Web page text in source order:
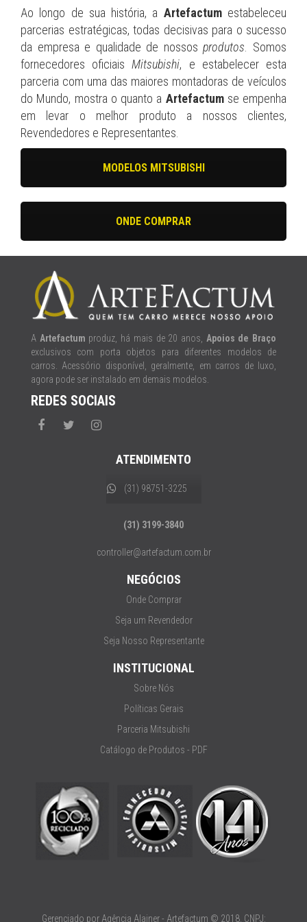
Ao longo de sua história, a Artefactumestabeleceu
parcerias estratégicas, todas decisivas para o sucesso
da empresa e qualidade de nossosprodutos . Somos
fornecedores oficiaisMitsubishi, e estabelecer esta
parceria com uma das maiores montadoras de veículos
do Mundo, mostra o quanto a Artefactumse empenha
em levar o melhor produto a nossos clientes,
Revendedores e Representantes.
MODELOS MITSUBISHI
ONDE COMPRAR
A Artefactum produz, há mais de 20 anos, Apoios de Braço
exclusivos com porta objetos para diferentes modelos de
carros. Acessório disponível, geralmente, em carros de luxo,
agora pode ser instalado em demais modelos.
REDES SOCIAIS
ATENDIMENTO
(31) 98751-3225
(31) 3199-3840
controller@artefactum.com.br
NEGÓCIOS
Onde Comprar
Seja um Revendedor
Seja Nosso Representante
INSTITUCIONAL
Sobre Nós
Políticas Gerais
Parceria Mitsubishi
Catálogo de Produtos - PDF
Gerenciado por Agência Alainer- Artefactum © 2018. CNPJ: